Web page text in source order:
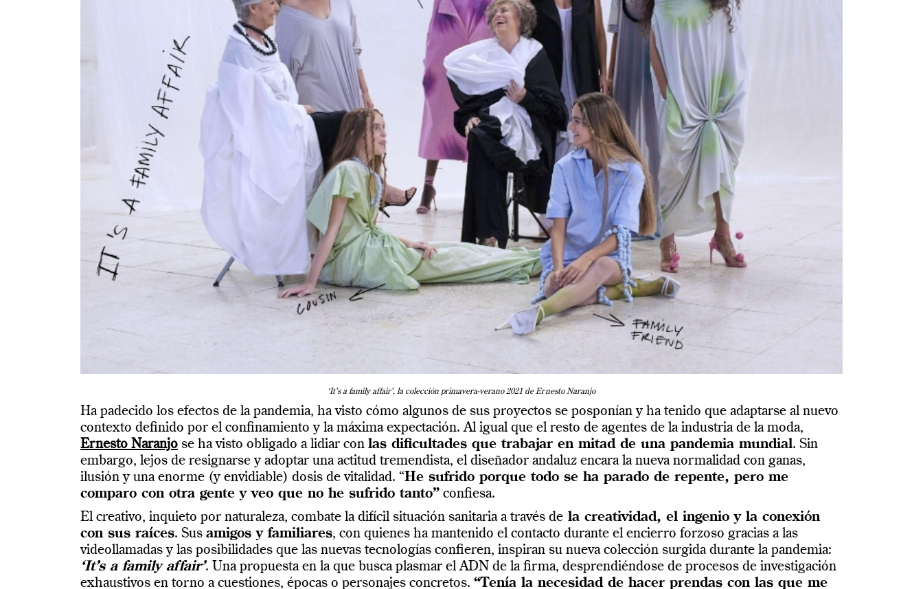
‘It’s a family affair’, la colección primavera-verano 2021 de Ernesto Naranjo
Ha padecido los efectos de la pandemia, ha visto cómo algunos de sus proyectos se posponían y ha tenido que adaptarse al nuevo
contexto definido por el confinamiento y la máxima expectación. Al igual que el resto de agentes de la industria de la moda,
Ernesto Naranjo se ha visto obligado a lidiar con las dificultades que trabajar en mitad de una pandemia mundial. Sin
embargo, lejos de resignarse y adoptar una actitud tremendista, el diseñador andaluz encara la nueva normalidad con ganas,
ilusión y una enorme (y envidiable) dosis de vitalidad. “He sufrido porque todo se ha parado de repente, pero me
comparo con otra gente y veo que no he sufrido tanto” confiesa.
El creativo, inquieto por naturaleza, combate la difícil situación sanitaria a través de la creatividad, el ingenio y la conexión
con sus raíces. Sus amigos y familiares, con quienes ha mantenido el contacto durante el encierro forzoso gracias a las
videollamadas y las posibilidades que las nuevas tecnologías confieren, inspiran su nueva colección surgida durante la pandemia:
‘It’s a family affair’. Una propuesta en la que busca plasmar el ADN de la firma, desprendiéndose de procesos de investigación
exhaustivos en torno a cuestiones, épocas o personajes concretos. “Tenía la necesidad de hacer prendas con las que me